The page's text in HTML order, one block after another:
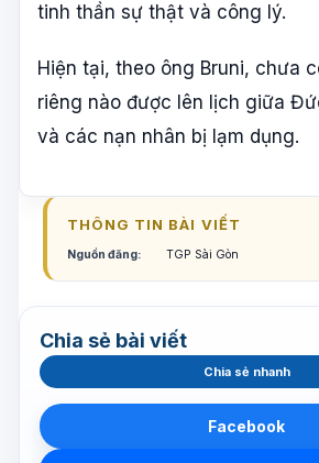
tinh thần sự thật và công lý.
Hiện tại, theo ông Bruni, chưa
riêng nào được lên lịch giữa
và các nạn nhân bị lạm dụng.
THÔNG TIN BÀI VIẾT
Nguồn đăng: TGP Sài Gòn
Chia sẻ bài viết
Chia sẻ nhanh
Facebook